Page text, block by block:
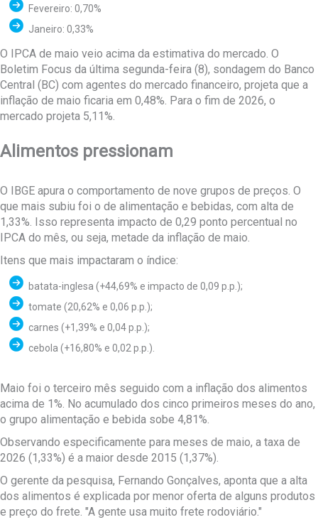
Fevereiro: 0,70%
Janeiro: 0,33%
O IPCA de maio veio acima da estimativa do mercado. O
Boletim Focus da última segunda-feira (8), sondagem do Banco
Central (BC) com agentes do mercado financeiro, projeta que a
inflação de maio ficaria em 0,48%. Para o fim de 2026, o
mercado projeta 5,11%.
Alimentos pressionam
O IBGE apura o comportamento de nove grupos de preços. O
que mais subiu foi o de alimentação e bebidas, com alta de
1,33%. Isso representa impacto de 0,29 ponto percentual no
IPCA do mês, ou seja, metade da inflação de maio.
Itens que mais impactaram o índice:
batata-inglesa (+44,69% e impacto de 0,09 p.p.);
tomate (20,62% e 0,06 p.p.);
carnes (+1,39% e 0,04 p.p.);
cebola (+16,80% e 0,02 p.p.).
Maio foi o terceiro mês seguido com a inflação dos alimentos
acima de 1%. No acumulado dos cinco primeiros meses do ano,
o grupo alimentação e bebida sobe 4,81%.
Observando especificamente para meses de maio, a taxa de
2026 (1,33%) é a maior desde 2015 (1,37%).
O gerente da pesquisa, Fernando Gonçalves, aponta que a alta
dos alimentos é explicada por menor oferta de alguns produtos
e preço do frete. "A gente usa muito frete rodoviário."